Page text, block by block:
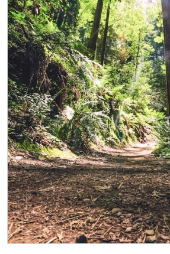
穆尔森林国家纪念碑